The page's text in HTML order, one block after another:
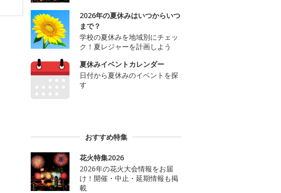
2026年の夏休みはいつからいつ
まで？
学校の夏休みを地域別にチェッ
ク！夏レジャーを計画しよう
夏休みイベントカレンダー
日付から夏休みのイベントを探
す
おすすめ特集
花火特集2026
2026年の花火大会情報をお届
け！開催・中止・延期情報も掲
載